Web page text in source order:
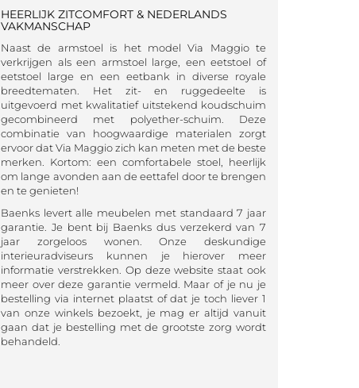
HEERLIJK ZITCOMFORT & NEDERLANDS
VAKMANSCHAP
Naast de armstoel is het model Via Maggio te
verkrijgen als een armstoel large, een eetstoel of
eetstoel large en een eetbank in diverse royale
breedtematen. Het zit- en ruggedeelte is
uitgevoerd met kwalitatief uitstekend koudschuim
gecombineerd met polyether-schuim. Deze
combinatie van hoogwaardige materialen zorgt
ervoor dat Via Maggio zich kan meten met de beste
merken. Kortom: een comfortabele stoel, heerlijk
om lange avonden aan de eettafel door te brengen
en te genieten!
Baenks levert alle meubelen met standaard 7 jaar
garantie. Je bent bij Baenks dus verzekerd van 7
jaar zorgeloos wonen. Onze deskundige
interieuradviseurs kunnen je hierover meer
informatie verstrekken. Op deze website staat ook
meer over deze garantie vermeld. Maar of je nu je
bestelling via internet plaatst of dat je toch liever 1
van onze winkels bezoekt, je mag er altijd vanuit
gaan dat je bestelling met de grootste zorg wordt
behandeld.